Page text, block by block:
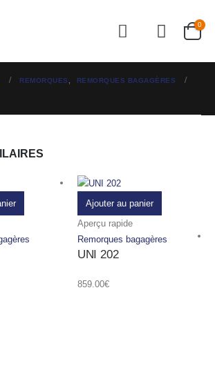
0
REMORQUES REMORQUES BAGAGÈRES
Ajouter au panier
Aperçu rapide
Remorques bagagères
UNI 202
859.00€